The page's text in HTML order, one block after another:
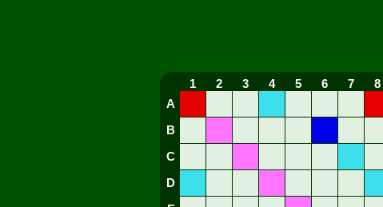
1 2 3 4 5 6 7 8
A
B
C
D